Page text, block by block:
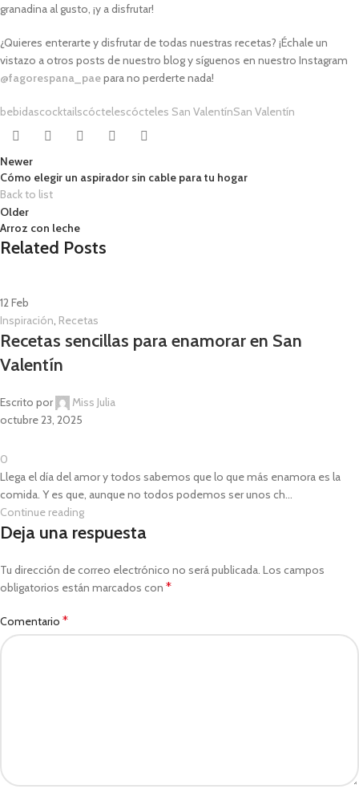
granadina al gusto, ¡y a disfrutar!
¿Quieres enterarte y disfrutar de todas nuestras recetas? ¡Échale un
vistazo a otros posts de nuestro blog y síguenos en nuestro Instagram
@fagorespana_paepara no perderte nada!
bebidascocktailscóctelescócteles San ValentínSan Valentín
Newer
Cómo elegir un aspirador sin cable para tu hogar
Back to list
Older
Arroz con leche
Related Posts
12 Feb
Inspiración Recetas
Recetas sencillas para enamorar en San
Valentín
Escrito por
Miss Julia
octubre 23, 2025
0
Llega el día del amor y todos sabemos que lo que más enamora es la
comida. Y es que, aunque no todos podemos ser unos ch...
Continue reading
Deja una respuesta
Tu dirección de correo electrónico no será publicada. Los campos
obligatorios están marcados con *
Comentario *